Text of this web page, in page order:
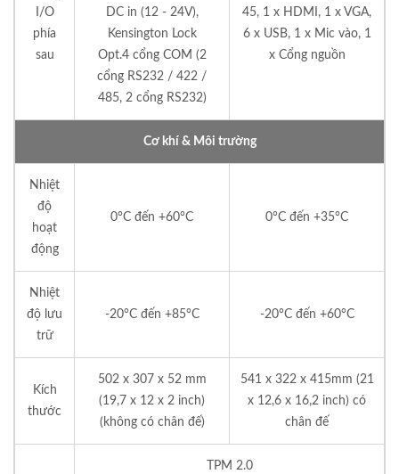
I/O
phía
sau
DC in (12 - 24V),
Kensington Lock
Opt.4 cổng COM (2
cổng RS232 / 422 /
485, 2 cổng RS232)
45, 1 x HDMI, 1 x VGA,
6 x USB, 1 x Mic vào, 1
x Cổng nguồn
Cơ khí & Môi trường
Nhiệt
độ
hoạt
động
0°C đến +60°C 0°C đến +35°C
Nhiệt
độ lưu
trữ
-20°C đến +85°C -20°C đến +60°C
Kích
thước
502 x 307 x 52 mm
(19,7 x 12 x 2 inch)
(không có chân đế)
541 x 322 x 415mm (21
x 12,6 x 16,2 inch) có
chân đế
TPM 2.0